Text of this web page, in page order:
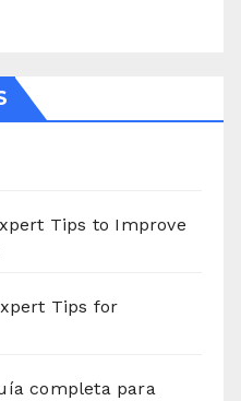
Tips to Improve
Tips for
completa para